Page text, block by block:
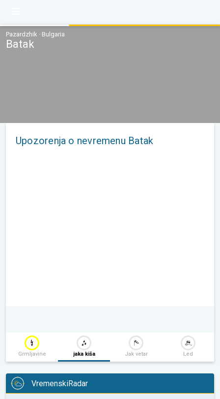
Pazardzhik · Bulgaria
Batak
Upozorenja o nevremenu Batak
Grmljavine jaka kiša Jak vetar Led
VremenskiRadar